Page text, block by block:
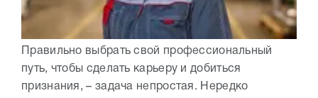
Правильно выбрать свой профессиональный
путь, чтобы сделать карьеру и добиться
признания, – задача непростая. Нередко